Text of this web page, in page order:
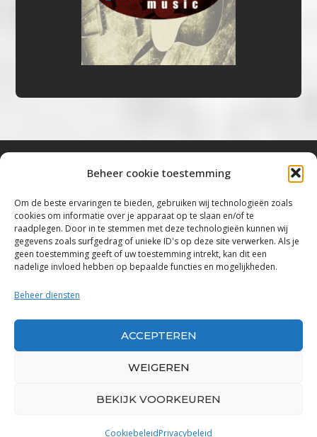
Beheer cookie toestemming
Om de beste ervaringen te bieden, gebruiken wij technologieën zoals
cookies om informatie over je apparaat op te slaan en/of te
raadplegen. Door in te stemmen met deze technologieën kunnen wij
gegevens zoals surfgedrag of unieke ID's op deze site verwerken. Als je
geen toestemming geeft of uw toestemming intrekt, kan dit een
nadelige invloed hebben op bepaalde functies en mogelijkheden.
Beheer diensten
ACCEPTEREN
WEIGEREN
BEKIJK VOORKEUREN
CookiebeleidPrivacybeleid
“Voor de mooiste Blues, Rock, Roots &
Americana”
Copyright 2019 – 2026 Bluestown Music – All